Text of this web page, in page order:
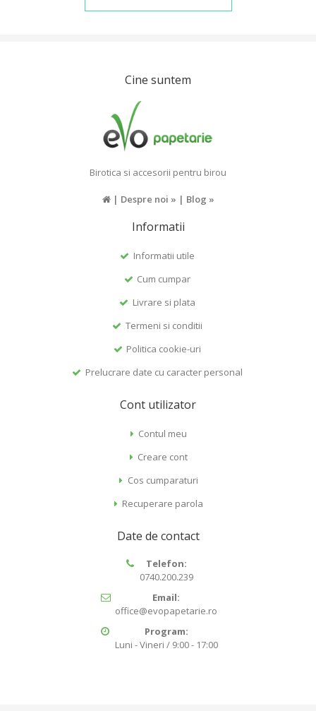
Cine suntem
Birotica si accesorii pentru birou
| Despre noi » | Blog »
Informatii
Informatii utile
Cum cumpar
Livrare si plata
Termeni si conditii
Politica cookie-uri
Prelucrare date cu caracter personal
Cont utilizator
Contul meu
Creare cont
Cos cumparaturi
Recuperare parola
Date de contact
Telefon:
0740.200.239
Email:
office@evopapetarie.ro
Program:
Luni - Vineri / 9:00 - 17:00